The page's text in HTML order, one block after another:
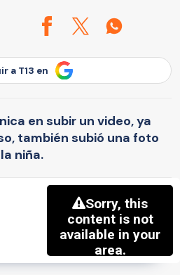
a T13 en
en subir un video, ya
también subió una foto
niña.